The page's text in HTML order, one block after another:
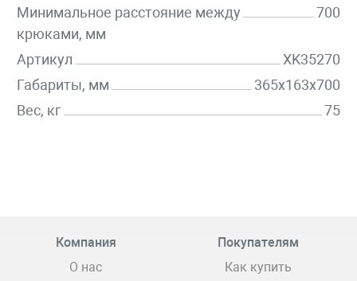
Минимальное расстояние между
крюками, мм
700
Артикул
XK35270
Габариты, мм
365x163x700
Вес, кг
75
Компания
О нас
Покупателям
Как купить